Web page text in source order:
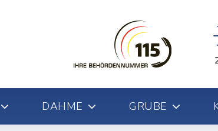
DAHME GRUBE